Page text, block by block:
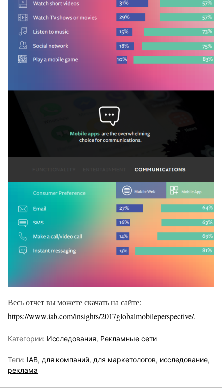
Весь отчет вы можете скачать на сайте:
https://www.iab.com/insights/2017globalmobileperspective/.
Категории: Исследования, Рекламные сети
Теги: IAB, для компаний, для маркетологов, исследование,
реклама